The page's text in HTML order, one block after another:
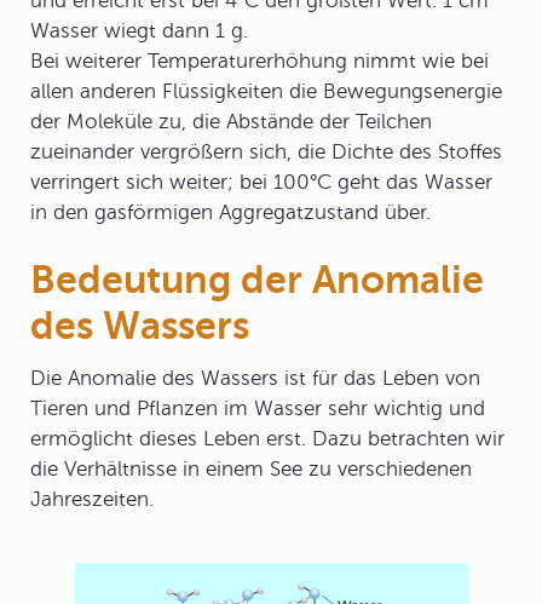
Wasser wiegt dann 1 g.
Bei weiterer Temperaturerhöhung nimmt wie bei
allen anderen Flüssigkeiten die Bewegungsenergie
der Moleküle zu, die Abstände der Teilchen
zueinander vergrößern sich, die Dichte des Stoffes
verringert sich weiter; bei 100°C geht das Wasser
in den gasförmigen Aggregatzustand über.
Bedeutung der Anomalie
des Wassers
Die Anomalie des Wassers ist für das Leben von
Tieren und Pflanzen im Wasser sehr wichtig und
ermöglicht dieses Leben erst. Dazu betrachten wir
die Verhältnisse in einem See zu verschiedenen
Jahreszeiten.